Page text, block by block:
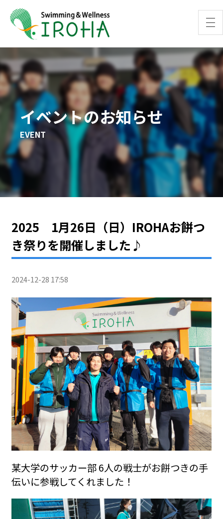
イベントのお知らせ
EVENT
2025 1月26日（日）IROHAお餅つ
き祭りを開催しました♪
2024-12-28 17:58
某大学のサッカー部 6人の戦士がお餅つきの手
伝いに参戦してくれました！